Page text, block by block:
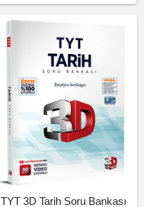
TYT 3D Tarih Soru Bankası